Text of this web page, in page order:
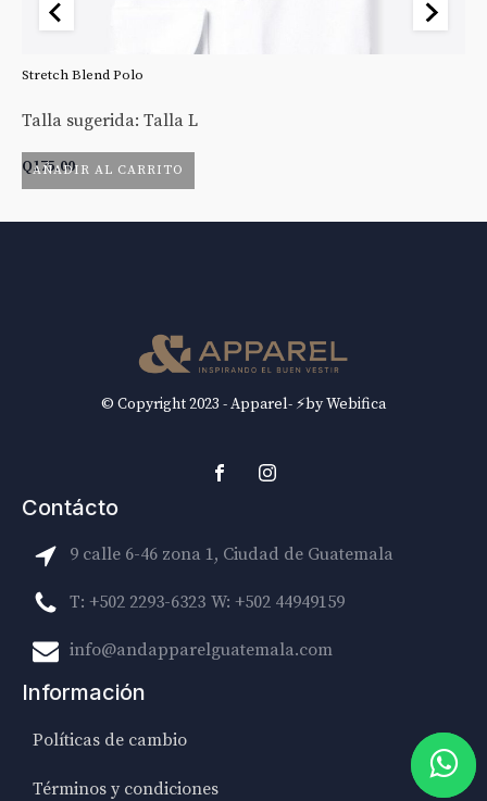
AÑADIR AL CARRITO
Stretch Blend Polo
Talla sugerida: Talla L
Q175.00
© Copyright 2023 - Apparel- ⚡by Webifica
Contácto
9 calle 6-46 zona 1, Ciudad de Guatemala
T: +502 2293-6323 W: +502 44949159
info@andapparelguatemala.com
Información
Políticas de cambio
Términos y condiciones